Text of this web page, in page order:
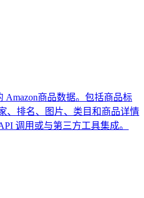
Amazon商品数据。包括商品标
、排名、图片、类目和商品详情
调用或与第三方工具集成。